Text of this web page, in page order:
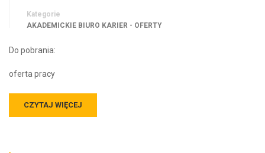
Kategorie
AKADEMICKIE BIURO KARIER - OFERTY
Do pobrania:
oferta pracy
CZYTAJ WIĘCEJ